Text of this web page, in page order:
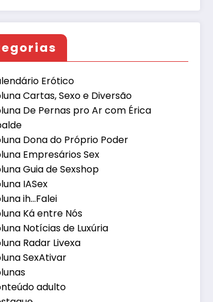
Erótico
Cartas, Sexo e Diversão
De Pernas pro Ar com Érica
Dona do Próprio Poder
Empresários Sex
Guia de Sexshop
IASex
ih…Falei
Ká entre Nós
Notícias de Luxúria
Radar Livexa
SexAtivar
adulto